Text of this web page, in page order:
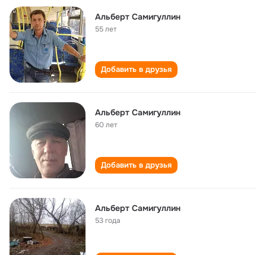
Альберт Самигуллин
55 лет
Добавить в друзья
Альберт Самигуллин
60 лет
Добавить в друзья
Альберт Самигуллин
53 года